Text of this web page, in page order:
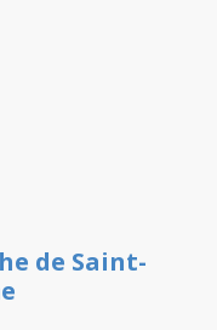
de Saint-